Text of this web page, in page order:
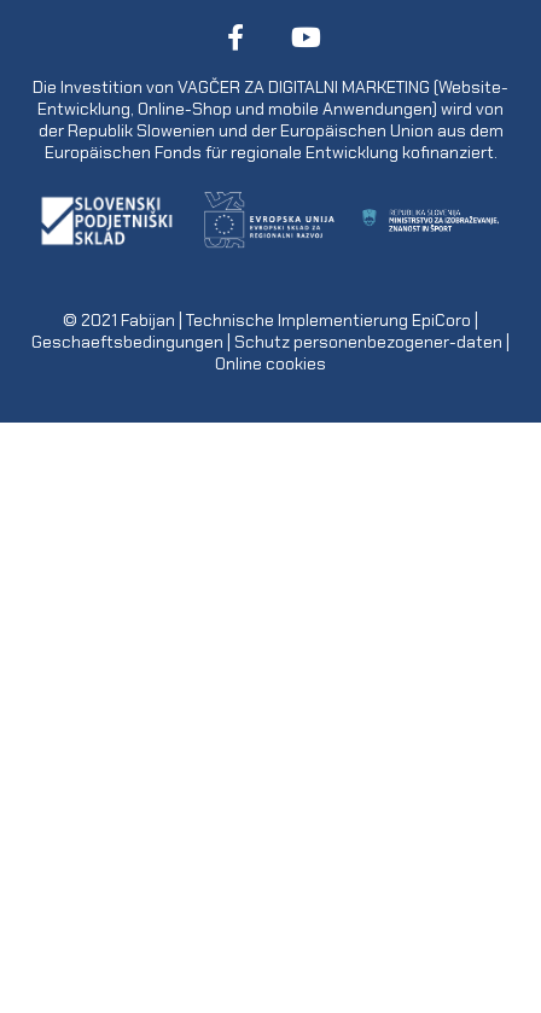
Die Investition von VAGČER ZA DIGITALNI MARKETING (Website-
Entwicklung, Online-Shop und mobile Anwendungen) wird von
der Republik Slowenien und der Europäischen Union aus dem
Europäischen Fonds für regionale Entwicklung kofinanziert.
© 2021 Fabijan | Technische Implementierung EpiCoro
Geschaeftsbedingungen Schutz personenbezogener-daten
Online cookies